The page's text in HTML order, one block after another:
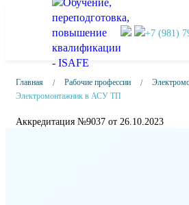
+7 (981)
Главная Рабочие профессии
Электромонтажник в АСУ ТП
Аккредитация №9037 от 26.10.2023